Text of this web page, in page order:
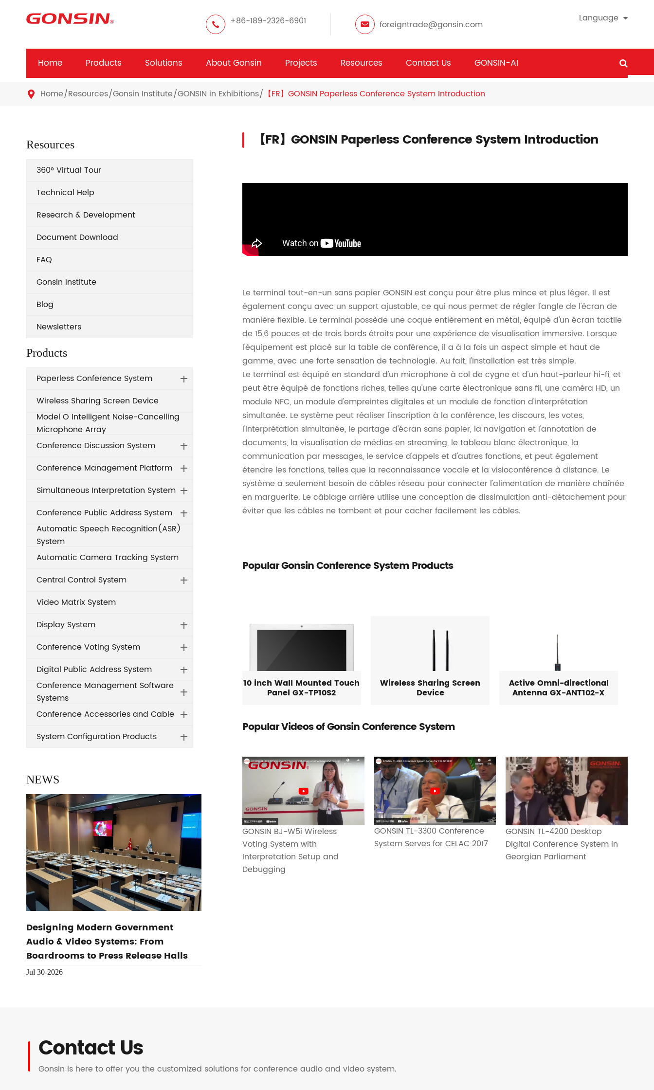
+86-189-2326-6901 foreigntrade@gonsin.com
Language
Home Products Solutions About Gonsin Projects Resources Contact Us GONSIN-AI
 Home Resources Gonsin Institute GONSIN in Exhibitions 【FR】GONSIN Paperless Conference System Introduction
Resources
360° Virtual Tour
Technical Help
Research & Development
Document Download
FAQ
Gonsin Institute
Blog
Newsletters
Products
Paperless Conference System
Wireless Sharing Screen Device
Model O Intelligent Noise-Cancelling
Microphone Array
Conference Discussion System
Conference Management Platform
Simultaneous Interpretation System
Conference Public Address System
Automatic Speech Recognition(ASR)
System
Automatic Camera Tracking System
Central Control System
Video Matrix System
Display System
Conference Voting System
Digital Public Address System
Conference Management Software
Systems
Conference Accessories and Cable
System Configuration Products
NEWS
Designing Modern Government
Audio & Video Systems: From
Boardrooms to Press Release Halls
Jul 30-2026
【FR】GONSIN Paperless Conference System Introduction
Le terminal tout-en-un sans papier GONSIN est conçu pour être plus mince et plus léger. Il est
également conçu avec un support ajustable, ce qui nous permet de régler l'angle de l'écran de
manière flexible. Le terminal possède une coque entièrement en métal, équipé d'un écran tactile
de 15,6 pouces et de trois bords étroits pour une expérience de visualisation immersive. Lorsque
l'équipement est placé sur la table de conférence, il a à la fois un aspect simple et haut de
gamme, avec une forte sensation de technologie. Au fait, l'installation est très simple.
Le terminal est équipé en standard d'un microphone à col de cygne et d'un haut-parleur hi-fi, et
peut être équipé de fonctions riches, telles qu'une carte électronique sans fil, une caméra HD, un
module NFC, un module d'empreintes digitales et un module de fonction d'interprétation
simultanée. Le système peut réaliser l'inscription à la conférence, les discours, les votes,
l'interprétation simultanée, le partage d'écran sans papier, la navigation et l'annotation de
documents, la visualisation de médias en streaming, le tableau blanc électronique, la
communication par messages, le service d'appels et d'autres fonctions, et peut également
étendre les fonctions, telles que la reconnaissance vocale et la visioconférence à distance. Le
système a seulement besoin de câbles réseau pour connecter l'alimentation de manière chaînée
en marguerite. Le câblage arrière utilise une conception de dissimulation anti-détachement pour
éviter que les câbles ne tombent et pour cacher facilement les câbles.
Popular Gonsin Conference System Products
10 inch Wall Mounted Touch
Panel GX-TP10S2
Wireless Sharing Screen
Device
Active Omni-directional
Antenna GX-ANT102-X
Popular Videos of Gonsin Conference System
GONSIN BJ-W5i Wireless
Voting System with
Interpretation Setup and
Debugging
GONSIN TL-3300 Conference
System Serves for CELAC 2017
GONSIN TL-4200 Desktop
Digital Conference System in
Georgian Parliament
Contact Us
Gonsin is here to offer you the customized solutions for conference audio and video system.